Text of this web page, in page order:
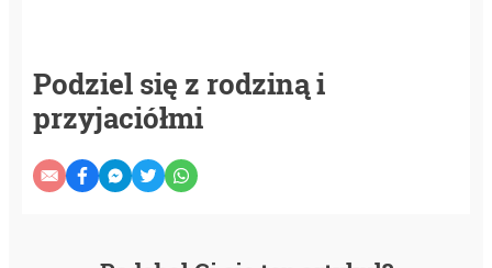
Podziel się z rodziną i
przyjaciółmi